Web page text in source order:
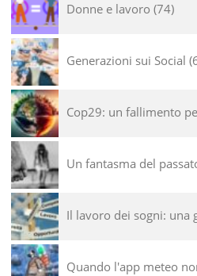
Donne e lavoro 74
Generazioni sui Social
Cop29: un fallimento
Un fantasma del
Il lavoro dei sogni: una
Quando l'app meteo